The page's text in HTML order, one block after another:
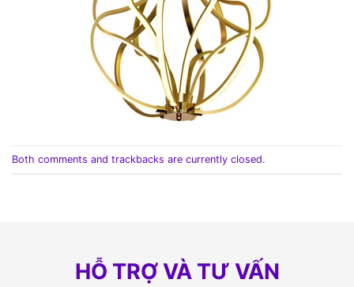
Both comments and trackbacks are currently closed.
HỖ TRỢ VÀ TƯ VẤN